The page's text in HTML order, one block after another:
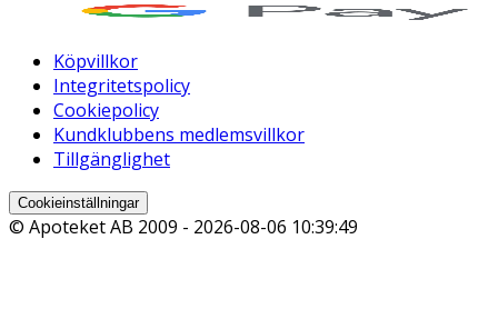
Köpvillkor
Integritetspolicy
Cookiepolicy
Kundklubbens medlemsvillkor
Tillgänglighet
Cookieinställningar
© Apoteket AB 2009 - 2026-08-06 10:39:49